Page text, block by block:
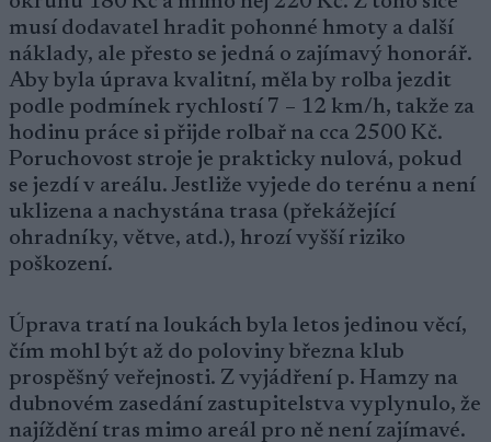
musí dodavatel hradit pohonné hmoty a další
náklady, ale přesto se jedná o zajímavý honorář.
Aby byla úprava kvalitní, měla by rolba jezdit
podle podmínek rychlostí 7 – 12 km/h, takže za
hodinu práce si přijde rolbař na cca 2500 Kč.
Poruchovost stroje je prakticky nulová, pokud
se jezdí v areálu. Jestliže vyjede do terénu a není
uklizena a nachystána trasa (překážející
ohradníky, větve, atd.), hrozí vyšší riziko
poškození.
Úprava tratí na loukách byla letos jedinou věcí,
čím mohl být až do poloviny března klub
prospěšný veřejnosti. Z vyjádření p. Hamzy na
dubnovém zasedání zastupitelstva vyplynulo, že
najíždění tras mimo areál pro ně není zajímavé.